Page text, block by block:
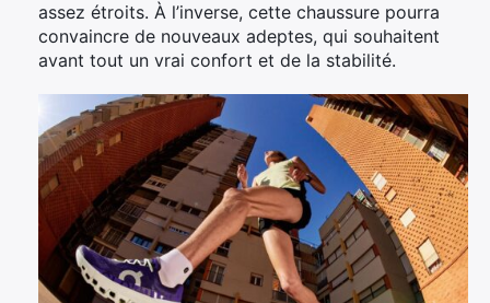
assez étroits. À l’inverse, cette chaussure pourra
convaincre de nouveaux adeptes, qui souhaitent
avant tout un vrai confort et de la stabilité.